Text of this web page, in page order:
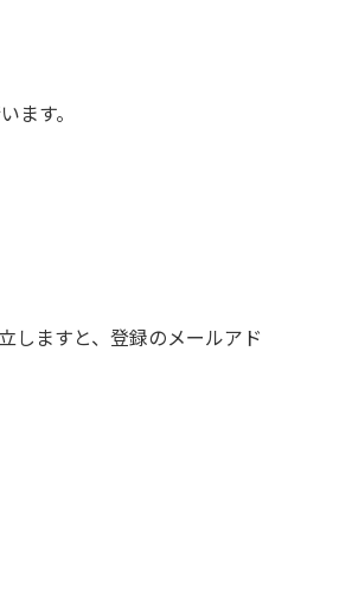
ます。
しますと、登録のメールアド